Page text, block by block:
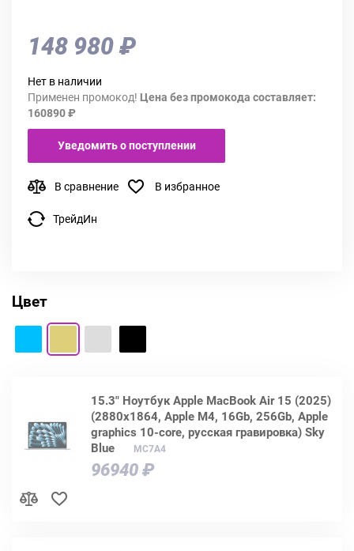
148 980 ₽
Нет в наличии
Применен промокод! Цена без промокода составляет:
160890 ₽
Уведомить о поступлении
В сравнение В избранное
ТрейдИн
Цвет
15.3" Ноутбук Apple MacBook Air 15 (2025)
(2880x1864, Apple M4, 16Gb, 256Gb, Apple
graphics 10-core, русская гравировка) Sky
Blue
MC7A4
96940 ₽